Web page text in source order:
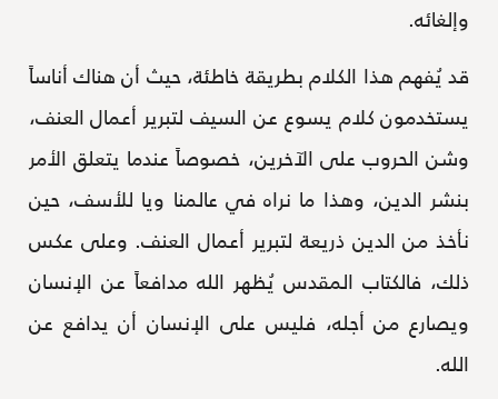
وإلغائه.
قد يُفهم هذا الكلام بطريقة خاطئة، حيث أن هناك أناساً
يستخدمون كلام يسوع عن السيف لتبرير أعمال العنف،
وشن الحروب على الآخرين، خصوصاً عندما يتعلق الأمر
بنشر الدين، وهذا ما نراه في عالمنا ويا للأسف، حين
نأخذ من الدين ذريعة لتبرير أعمال العنف. وعلى عكس
ذلك، فالكتاب المقدس يُظهر الله مدافعاً عن الإنسان
ويصارع من أجله، فليس على الإنسان أن يدافع عن
الله.